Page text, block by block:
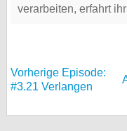
verarbeiten, erfahrt
Vorherige Episode:
#3.21 Verlangen